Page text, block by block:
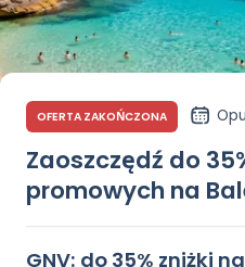
OFERTA ZAKOŃCZONA
Zaoszczędź do
promowych na
GNV: do 35% zniżki